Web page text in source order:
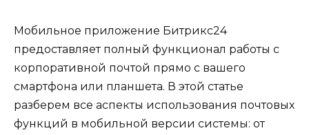
Мобильное приложение Битрикс24
предоставляет полный функционал работы с
корпоративной почтой прямо с вашего
смартфона или планшета. В этой статье
разберем все аспекты использования почтовых
функций в мобильной версии системы: от